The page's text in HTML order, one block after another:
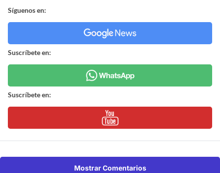
Síguenos en:
Suscríbete en:
Suscríbete en:
Mostrar Comentarios